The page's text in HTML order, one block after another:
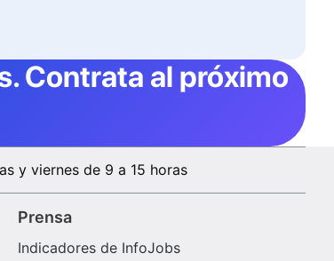
. Contrata al próximo
y viernes de 9 a 15 horas
Prensa
Indicadores de InfoJobs